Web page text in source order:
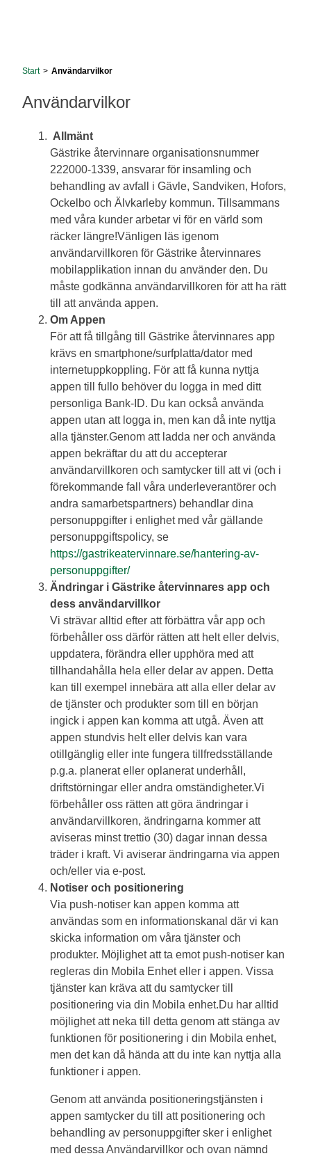
Start > Användarvilkor
Användarvilkor
Allmänt
Gästrike återvinnare organisationsnummer
222000-1339, ansvarar för insamling och
behandling av avfall i Gävle, Sandviken, Hofors,
Ockelbo och Älvkarleby kommun. Tillsammans
med våra kunder arbetar vi för en värld som
räcker längre!Vänligen läs igenom
användarvillkoren för Gästrike återvinnares
mobilapplikation innan du använder den. Du
måste godkänna användarvillkoren för att ha rätt
till att använda appen.
Om Appen
För att få tillgång till Gästrike återvinnares app
krävs en smartphone/surfplatta/dator med
internetuppkoppling. För att få kunna nyttja
appen till fullo behöver du logga in med ditt
personliga Bank-ID. Du kan också använda
appen utan att logga in, men kan då inte nyttja
alla tjänster.Genom att ladda ner och använda
appen bekräftar du att du accepterar
användarvillkoren och samtycker till att vi (och i
förekommande fall våra underleverantörer och
andra samarbetspartners) behandlar dina
personuppgifter i enlighet med vår gällande
personuppgiftspolicy, se
https://gastrikeatervinnare.se/hantering-av-
personuppgifter/
Ändringar i Gästrike återvinnares app och
dess användarvillkor
Vi strävar alltid efter att förbättra vår app och
förbehåller oss därför rätten att helt eller delvis,
uppdatera, förändra eller upphöra med att
tillhandahålla hela eller delar av appen. Detta
kan till exempel innebära att alla eller delar av
de tjänster och produkter som till en början
ingick i appen kan komma att utgå. Även att
appen stundvis helt eller delvis kan vara
otillgänglig eller inte fungera tillfredsställande
p.g.a. planerat eller oplanerat underhåll,
driftstörningar eller andra omständigheter.Vi
förbehåller oss rätten att göra ändringar i
användarvillkoren, ändringarna kommer att
aviseras minst trettio (30) dagar innan dessa
träder i kraft. Vi aviserar ändringarna via appen
och/eller via e-post.
Notiser och positionering
Via push-notiser kan appen komma att
användas som en informationskanal där vi kan
skicka information om våra tjänster och
produkter. Möjlighet att ta emot push-notiser kan
regleras din Mobila Enhet eller i appen. Vissa
tjänster kan kräva att du samtycker till
positionering via din Mobila enhet.Du har alltid
möjlighet att neka till detta genom att stänga av
funktionen för positionering i din Mobila enhet,
men det kan då hända att du inte kan nyttja alla
funktioner i appen.
Genom att använda positioneringstjänsten i
appen samtycker du till att positionering och
behandling av personuppgifter sker i enlighet
med dessa Användarvillkor och ovan nämnd